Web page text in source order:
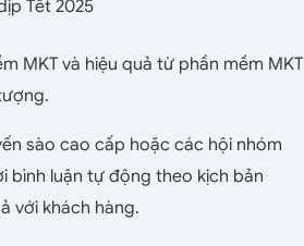
Tết 2025
MKT và hiệu quả từ phần mềm MKT
sào cao cấp hoặc các hội nhóm
bình luận tự động theo kịch bản
với khách hàng.